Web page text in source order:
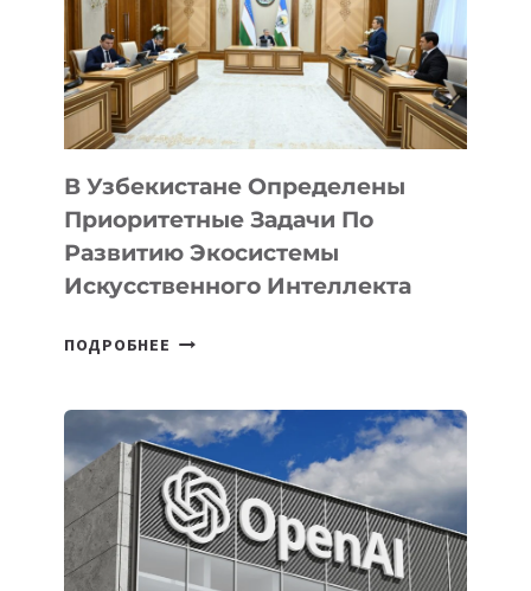
В Узбекистане Определены
Приоритетные Задачи По
Развитию Экосистемы
Искусственного Интеллекта
ПОДРОБНЕЕ
ПРИОРИТЕТНЫЕ
ЗАДАЧИ
ПО
РАЗВИТИЮ
ЭКОСИСТЕМЫ
ИСКУССТВЕННОГО